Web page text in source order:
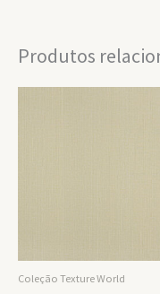
Produtos
Coleção Texture World